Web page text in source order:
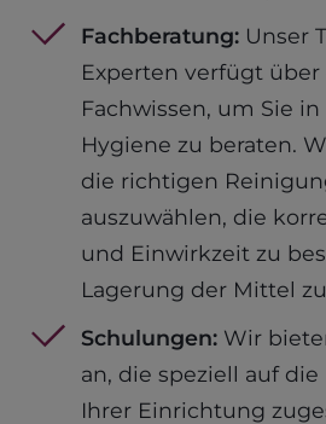
Fachberatung:Unser
Experten verfügt
Fachwissen, um Sie
Hygiene zu beraten.
die richtigen
auszuwählen, die
und Einwirkzeit zu
Lagerung der Mittel
Schulungen:Wir
an, die speziell auf
Ihrer Einrichtung